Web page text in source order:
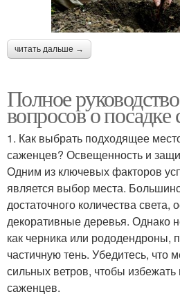
читать дальше →
Полное
вопросов о посадке
1. Как выбрать подходящее
саженцев? Освещенность и
Одним из ключевых факторов
является выбор места.
достаточного количества
декоративные деревья. Однако
как черника или рододендроны,
частичную тень. Убедитесь, что
сильных ветров, чтобы
саженцев.